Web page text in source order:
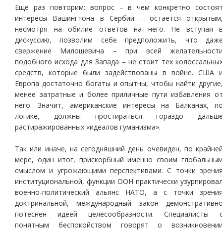
Еще раз повторим: вопрос – в чем конкретно
интересы Вашингтона в Сербии – остается
несмотря на обилие ответов на него. Не вступая
дискуссию, позволим себе предположить, что
свержение Милошевича – при всей
подобного исхода для Запада – не стоит тех
средств, которые были задействованы в войне. США
Европа достаточно богаты и опытны, чтобы найти
менее затратные и более приличные пути избавления
него. Значит, американские интересы на Балканах,
логике, должны простираться гораздо
растиражированных «идеалов гуманизма».
Так или иначе, на сегодняшний день очевиден, по
мере, один итог, прискорбный именно своим
смыслом и угрожающими перспективами. С точки
институциональной, функции ООН практически
военно-политический альянс НАТО, а с точки
доктринальной, международный закон
потеснен идеей целесообразности. Специалисты
понятным беспокойством говорят о